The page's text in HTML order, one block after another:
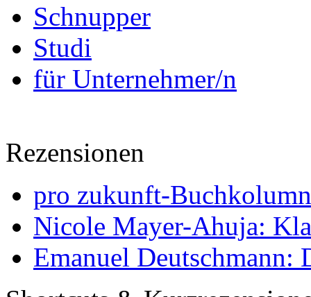
Schnupper
Studi
für Unternehmer/n
Rezensionen
pro zukunft-
Nicole Mayer-Ahuja:
Emanuel Deutschmann: